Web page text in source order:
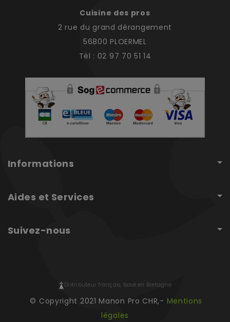
Cuisine des pros
2 rue du grand dérangement
56800 PLOERMEL
Tél : 02 97 70 51 14
Informations
Aides et Services
Suivez-nous
Distributeur français, basé en Bretagne
© Copyright 2021 Manon Pro CHR,- Mentions
légales